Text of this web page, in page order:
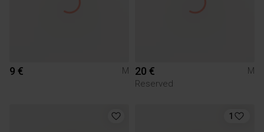
9 € M 20 €
M
Reserved
1